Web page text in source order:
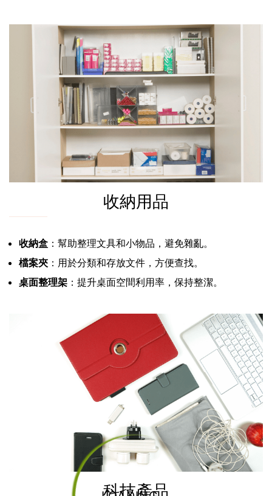
收納用品
收納盒 ：幫助整理文具和小物品，避免雜亂。
檔案夾 ：用於分類和存放文件，方便查找。
桌面整理架 ：提升桌面空間利用率，保持整潔。
科技產品